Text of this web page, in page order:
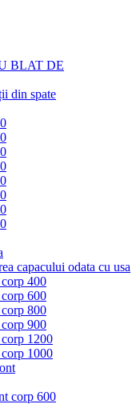
BLAT DE
din spate
capacului odata cu usa
400
600
800
900
1200
1000
corp 600